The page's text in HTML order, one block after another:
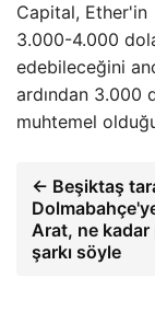
Capital, Ether'in
3.000-4.000
edebileceğini
ardından 3.000
muhtemel
← Beşiktaş
Arat, ne kadar
şarkı söyle